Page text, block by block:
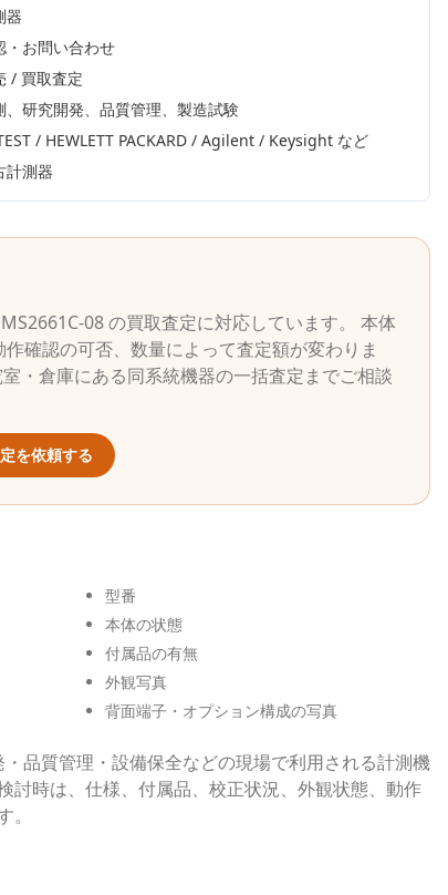
器
・お問い合わせ
/ 買取査定
、研究開発、品質管理、製造試験
/ HEWLETT PACKARD / Agilent / Keysight など
計測器
MS2661C-08の買取査定に対応しています。 本体
確認の可否、数量によって査定額が変わりま
・倉庫にある同系統機器の一括査定までご相談
を依頼する
型番
本体の状態
付属品の有無
外観写真
背面端子・オプション構成の写真
品質管理・設備保全などの現場で利用される計測機
討時は、仕様、付属品、校正状況、外観状態、動作